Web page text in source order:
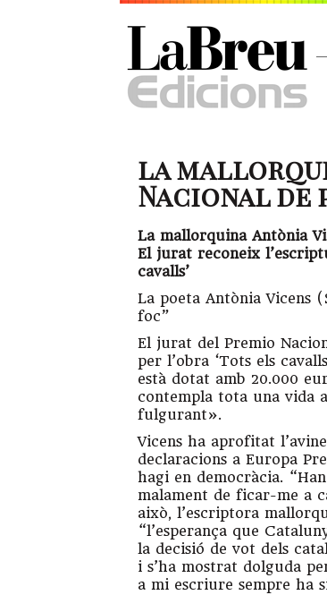
la
Nacional de
La mallorquina Antònia
El jurat reconeix
cavalls’
La poeta Antònia Vicens
foc”
El jurat del Premio
per l’obra ‘Tots els
està dotat amb 20.000
contempla tota una vida
fulgurant».
Vicens ha aprofitat
declaracions a Europa
hagi en democràcia.
malament de ficar-me a
això, l’escriptora
“l’esperança que
la decisió de vot dels
i s’ha mostrat dolguda
a mi escriure sempre ha